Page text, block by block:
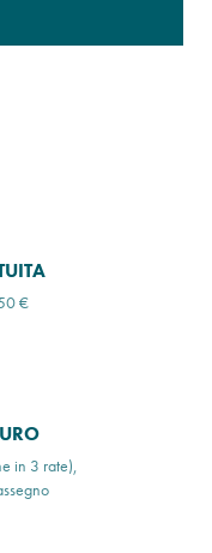
€
in 3 rate),